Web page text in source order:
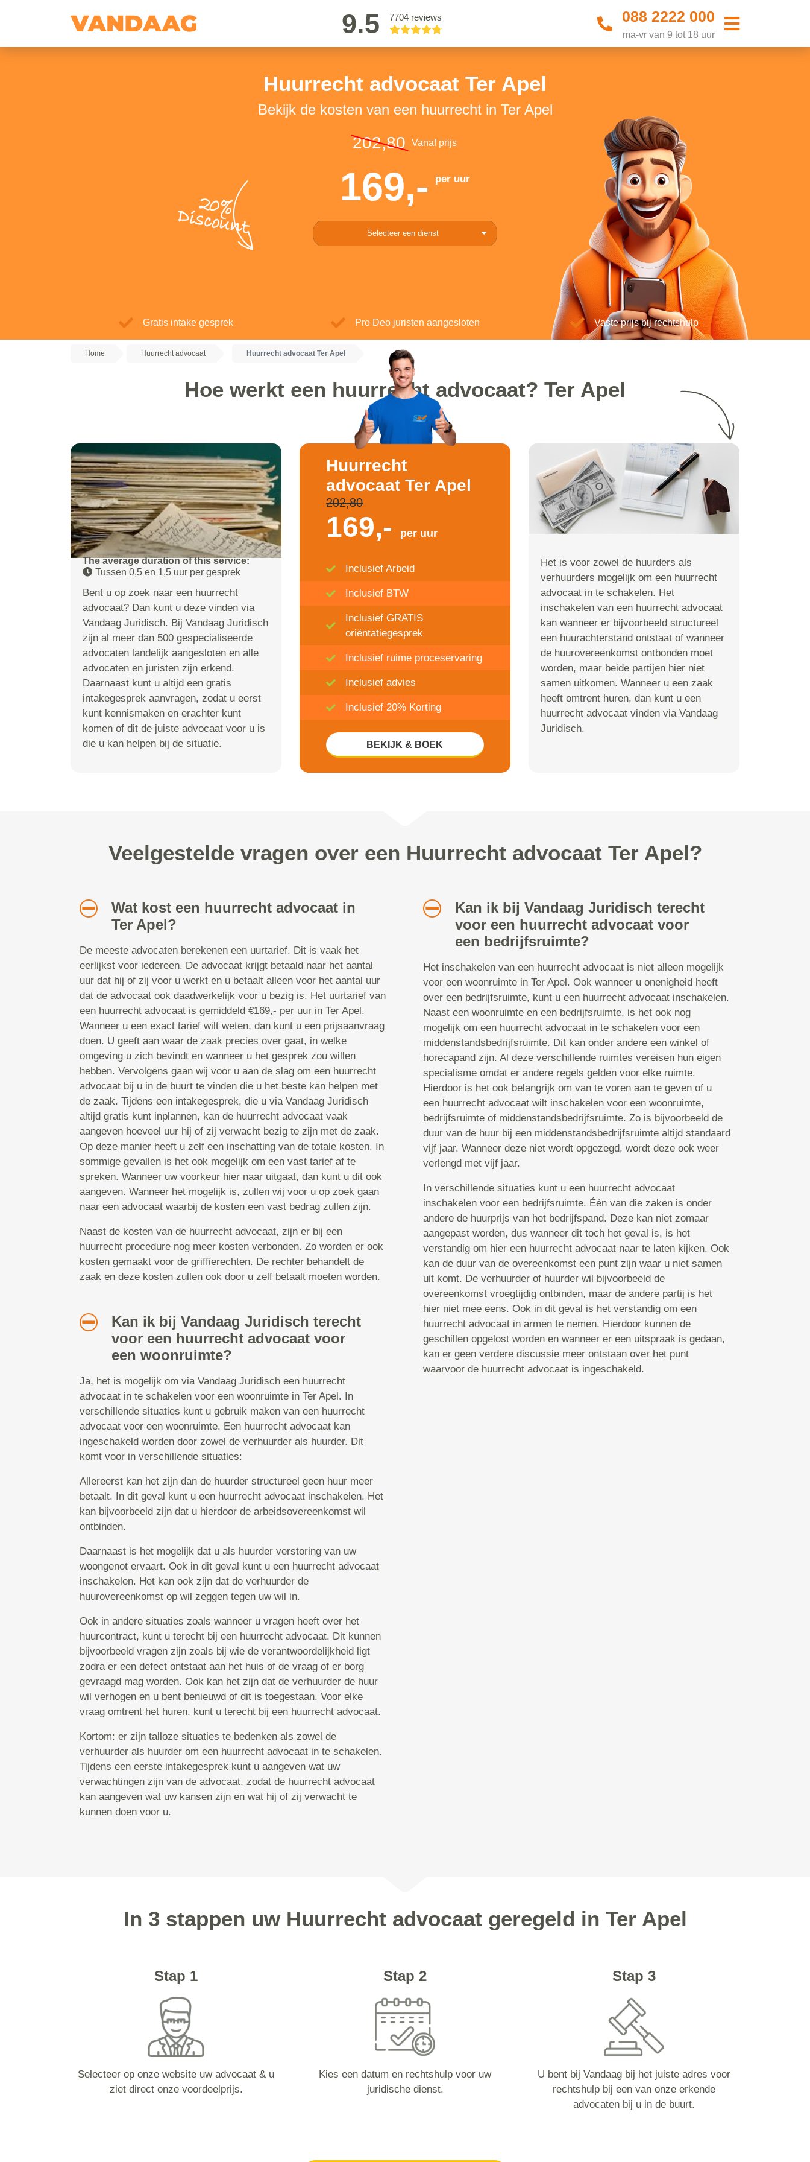
9.5 7704 reviews 088 2222 000
ma-vr van 9 tot 18 uur
Huurrecht advocaat Ter Apel
Bekijk de kosten van een huurrecht in Ter Apel
20%
Discount
202,80 Vanaf prijs
169,- per uur
Selecteer een dienst
Gratis intake gesprek Pro Deo juristen aangesloten Vaste prijs bij rechtshulp
Home Huurrecht advocaat Huurrecht advocaat Ter Apel
Hoe werkt een huurrecht advocaat? Ter Apel
The average duration of this service:
Tussen 0,5 en 1,5 uur per gesprek
Bent u op zoek naar een huurrecht
advocaat? Dan kunt u deze vinden via
Vandaag Juridisch. Bij Vandaag Juridisch
zijn al meer dan 500 gespecialiseerde
advocaten landelijk aangesloten en alle
advocaten en juristen zijn erkend.
Daarnaast kunt u altijd een gratis
intakegesprek aanvragen, zodat u eerst
kunt kennismaken en erachter kunt
komen of dit de juiste advocaat voor u is
die u kan helpen bij de situatie.
Huurrecht
advocaat Ter Apel
202,80
169,- per uur
Inclusief Arbeid
Inclusief BTW
Inclusief GRATIS
oriëntatiegesprek
Inclusief ruime proceservaring
Inclusief advies
Inclusief 20% Korting
BEKIJK & BOEK
Het is voor zowel de huurders als
verhuurders mogelijk om een huurrecht
advocaat in te schakelen. Het
inschakelen van een huurrecht advocaat
kan wanneer er bijvoorbeeld structureel
een huurachterstand ontstaat of wanneer
de huurovereenkomst ontbonden moet
worden, maar beide partijen hier niet
samen uitkomen. Wanneer u een zaak
heeft omtrent huren, dan kunt u een
huurrecht advocaat vinden via Vandaag
Juridisch.
Veelgestelde vragen over een Huurrecht advocaat Ter Apel?
Wat kost een huurrecht advocaat in
Ter Apel?
De meeste advocaten berekenen een uurtarief. Dit is vaak het
eerlijkst voor iedereen. De advocaat krijgt betaald naar het aantal
uur dat hij of zij voor u werkt en u betaalt alleen voor het aantal uur
dat de advocaat ook daadwerkelijk voor u bezig is. Het uurtarief van
een huurrecht advocaat is gemiddeld €169,- per uur in Ter Apel.
Wanneer u een exact tarief wilt weten, dan kunt u een prijsaanvraag
doen. U geeft aan waar de zaak precies over gaat, in welke
omgeving u zich bevindt en wanneer u het gesprek zou willen
hebben. Vervolgens gaan wij voor u aan de slag om een huurrecht
advocaat bij u in de buurt te vinden die u het beste kan helpen met
de zaak. Tijdens een intakegesprek, die u via Vandaag Juridisch
altijd gratis kunt inplannen, kan de huurrecht advocaat vaak
aangeven hoeveel uur hij of zij verwacht bezig te zijn met de zaak.
Op deze manier heeft u zelf een inschatting van de totale kosten. In
sommige gevallen is het ook mogelijk om een vast tarief af te
spreken. Wanneer uw voorkeur hier naar uitgaat, dan kunt u dit ook
aangeven. Wanneer het mogelijk is, zullen wij voor u op zoek gaan
naar een advocaat waarbij de kosten een vast bedrag zullen zijn.
Naast de kosten van de huurrecht advocaat, zijn er bij een
huurrecht procedure nog meer kosten verbonden. Zo worden er ook
kosten gemaakt voor de griffierechten. De rechter behandelt de
zaak en deze kosten zullen ook door u zelf betaalt moeten worden.
Kan ik bij Vandaag Juridisch terecht
voor een huurrecht advocaat voor
een woonruimte?
Ja, het is mogelijk om via Vandaag Juridisch een huurrecht
advocaat in te schakelen voor een woonruimte in Ter Apel. In
verschillende situaties kunt u gebruik maken van een huurrecht
advocaat voor een woonruimte. Een huurrecht advocaat kan
ingeschakeld worden door zowel de verhuurder als huurder. Dit
komt voor in verschillende situaties:
Allereerst kan het zijn dan de huurder structureel geen huur meer
betaalt. In dit geval kunt u een huurrecht advocaat inschakelen. Het
kan bijvoorbeeld zijn dat u hierdoor de arbeidsovereenkomst wil
ontbinden.
Daarnaast is het mogelijk dat u als huurder verstoring van uw
woongenot ervaart. Ook in dit geval kunt u een huurrecht advocaat
inschakelen. Het kan ook zijn dat de verhuurder de
huurovereenkomst op wil zeggen tegen uw wil in.
Ook in andere situaties zoals wanneer u vragen heeft over het
huurcontract, kunt u terecht bij een huurrecht advocaat. Dit kunnen
bijvoorbeeld vragen zijn zoals bij wie de verantwoordelijkheid ligt
zodra er een defect ontstaat aan het huis of de vraag of er borg
gevraagd mag worden. Ook kan het zijn dat de verhuurder de huur
wil verhogen en u bent benieuwd of dit is toegestaan. Voor elke
vraag omtrent het huren, kunt u terecht bij een huurrecht advocaat.
Kortom: er zijn talloze situaties te bedenken als zowel de
verhuurder als huurder om een huurrecht advocaat in te schakelen.
Tijdens een eerste intakegesprek kunt u aangeven wat uw
verwachtingen zijn van de advocaat, zodat de huurrecht advocaat
kan aangeven wat uw kansen zijn en wat hij of zij verwacht te
kunnen doen voor u.
Kan ik bij Vandaag Juridisch terecht
voor een huurrecht advocaat voor
een bedrijfsruimte?
Het inschakelen van een huurrecht advocaat is niet alleen mogelijk
voor een woonruimte in Ter Apel. Ook wanneer u onenigheid heeft
over een bedrijfsruimte, kunt u een huurrecht advocaat inschakelen.
Naast een woonruimte en een bedrijfsruimte, is het ook nog
mogelijk om een huurrecht advocaat in te schakelen voor een
middenstandsbedrijfsruimte. Dit kan onder andere een winkel of
horecapand zijn. Al deze verschillende ruimtes vereisen hun eigen
specialisme omdat er andere regels gelden voor elke ruimte.
Hierdoor is het ook belangrijk om van te voren aan te geven of u
een huurrecht advocaat wilt inschakelen voor een woonruimte,
bedrijfsruimte of middenstandsbedrijfsruimte. Zo is bijvoorbeeld de
duur van de huur bij een middenstandsbedrijfsruimte altijd standaard
vijf jaar. Wanneer deze niet wordt opgezegd, wordt deze ook weer
verlengd met vijf jaar.
In verschillende situaties kunt u een huurrecht advocaat
inschakelen voor een bedrijfsruimte. Één van die zaken is onder
andere de huurprijs van het bedrijfspand. Deze kan niet zomaar
aangepast worden, dus wanneer dit toch het geval is, is het
verstandig om hier een huurrecht advocaat naar te laten kijken. Ook
kan de duur van de overeenkomst een punt zijn waar u niet samen
uit komt. De verhuurder of huurder wil bijvoorbeeld de
overeenkomst vroegtijdig ontbinden, maar de andere partij is het
hier niet mee eens. Ook in dit geval is het verstandig om een
huurrecht advocaat in armen te nemen. Hierdoor kunnen de
geschillen opgelost worden en wanneer er een uitspraak is gedaan,
kan er geen verdere discussie meer ontstaan over het punt
waarvoor de huurrecht advocaat is ingeschakeld.
In 3 stappen uw Huurrecht advocaat geregeld in Ter Apel
Stap 1
Selecteer op onze website uw advocaat & u
ziet direct onze voordeelprijs.
Stap 2
Kies een datum en rechtshulp voor uw
juridische dienst.
Stap 3
U bent bij Vandaag bij het juiste adres voor
rechtshulp bij een van onze erkende
advocaten bij u in de buurt.